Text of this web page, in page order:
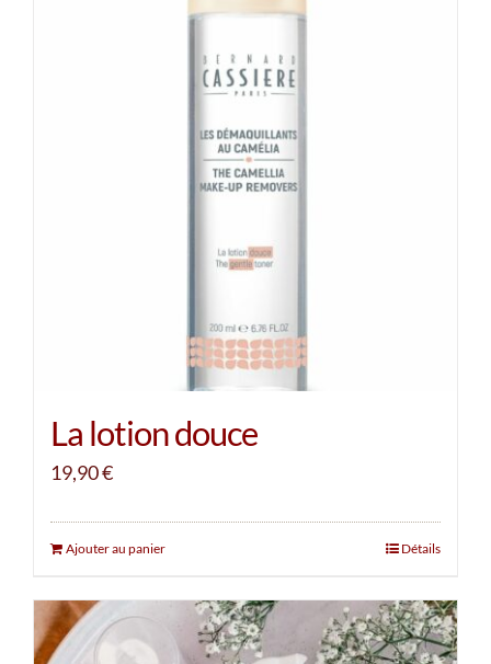
La lotion douce
19,90€
Ajouter au panier Détails